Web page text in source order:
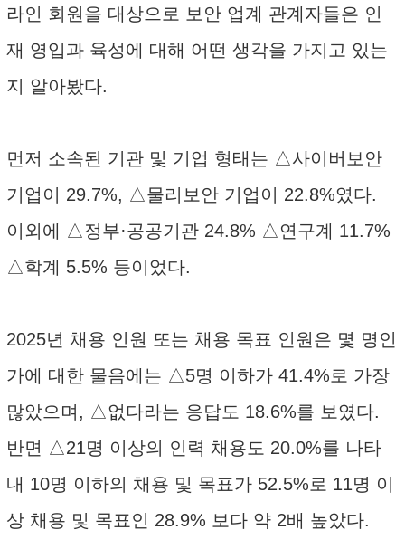
라인 회원을 대상으로 보안 업계 관계자들은 인
재 영입과 육성에 대해 어떤 생각을 가지고 있는
지 알아봤다.
먼저 소속된 기관 및 기업 형태는 △사이버보안
기업이 29.7%, △물리보안 기업이 22.8%였다.
이외에 △정부·공공기관 24.8% △연구계 11.7%
△학계 5.5% 등이었다.
2025년 채용 인원 또는 채용 목표 인원은 몇 명인
가에 대한 물음에는 △5명 이하가 41.4%로 가장
많았으며, △없다라는 응답도 18.6%를 보였다.
반면 △21명 이상의 인력 채용도 20.0%를 나타
내 10명 이하의 채용 및 목표가 52.5%로 11명 이
상 채용 및 목표인 28.9% 보다 약 2배 높았다.